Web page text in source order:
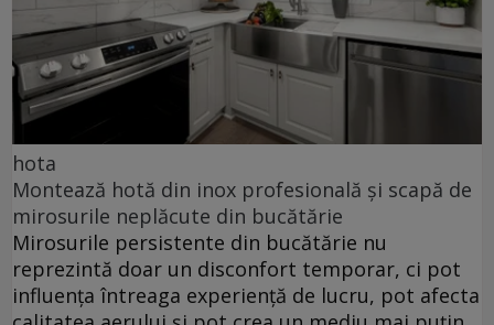
hota
Montează hotă din inox profesională și scapă de
mirosurile neplăcute din bucătărie
Mirosurile persistente din bucătărie nu
reprezintă doar un disconfort temporar, ci pot
influența întreaga experiență de lucru, pot afecta